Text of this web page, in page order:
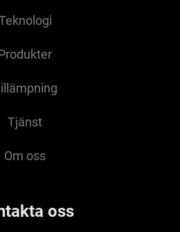
Tjänst
Om oss
oss